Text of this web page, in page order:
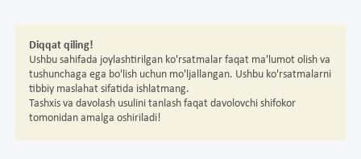
Diqqat qiling!
Ushbu sahifada joylashtirilgan ko'rsatmalar faqat ma'lumot olish va
tushunchaga ega bo'lish uchun mo'ljallangan. Ushbu ko'rsatmalarni
tibbiy maslahat sifatida ishlatmang.
Tashxis va davolash usulini tanlash faqat davolovchi shifokor
tomonidan amalga oshiriladi!